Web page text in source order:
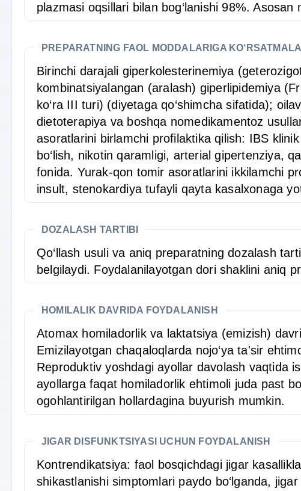
plazmasi oqsillari bilan bog‘lanishi 98%.
PREPARATNING FAOL MODDALARIGA
Birinchi darajali giperkolesterinemiya
kombinatsiyalangan (aralash) giperlipidemiya
ko‘ra III turi) (diyetaga qo‘shimcha sifatida);
dietoterapiya va boshqa nomedikamentoz
asoratlarini birlamchi profilaktika qilish: IBS
bo‘lish, nikotin qaramligi, arterial gipertenziya,
fonida. Yurak-qon tomir asoratlarini ikkilamchi
insult, stenokardiya tufayli qayta kasalxonaga
DOZALASH TARTIBI
Qo‘llash usuli va aniq preparatning dozalash
belgilaydi. Foydalanilayotgan dori shaklini aniq
HOMILALIK DAVRIDA FOYDALANISH
Atomax homiladorlik va laktatsiya (emizish)
Emizilayotgan chaqaloqlarda nojo‘ya ta'sir
Reproduktiv yoshdagi ayollar davolash vaqtida
ayollarga faqat homiladorlik ehtimoli juda past
ogohlantirilgan hollardagina buyurish mumkin.
JIGAR DISFUNKTSIYASI UCHUN FOYDALANISH
Kontrendikatsiya: faol bosqichdagi jigar
shikastlanishi simptomlari paydo bo‘lganda,